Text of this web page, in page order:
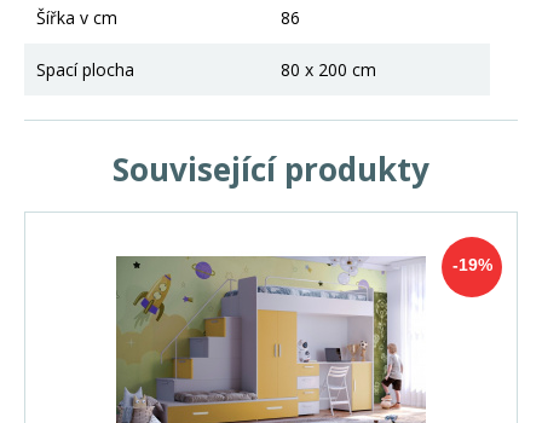
Šířka v cm 86
Spací plocha 80 x 200 cm
Související produkty
-19%